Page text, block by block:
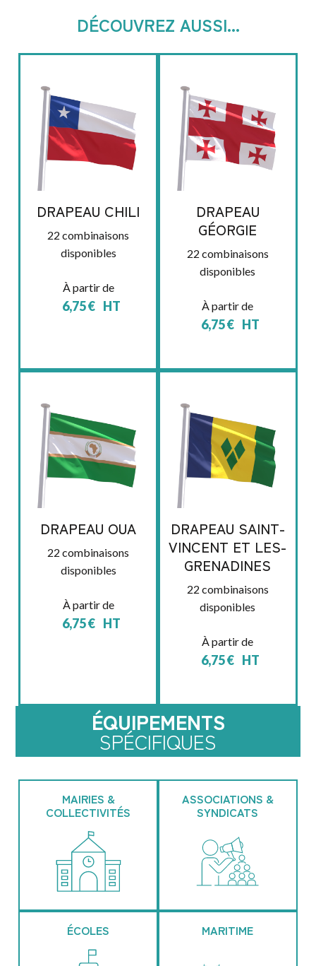
DÉCOUVREZ AUSSI...
DRAPEAU CHILI
22 combinaisons
disponibles
À partir de
6,75€ HT
DRAPEAU
GÉORGIE
22 combinaisons
disponibles
À partir de
6,75€ HT
DRAPEAU OUA
22 combinaisons
disponibles
À partir de
6,75€ HT
DRAPEAU SAINT-
VINCENT ET LES-
GRENADINES
22 combinaisons
disponibles
À partir de
6,75€ HT
ÉQUIPEMENTS
SPÉCIFIQUES
MAIRIES &
COLLECTIVITÉS
ASSOCIATIONS &
SYNDICATS
ÉCOLES MARITIME